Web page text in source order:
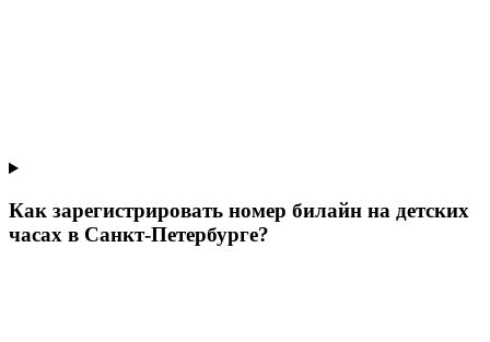
Как зарегистрировать номер билайн на детских
часах в Санкт-Петербурге?